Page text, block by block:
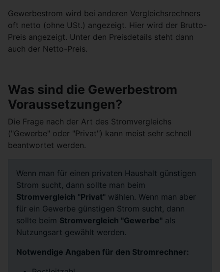
Gewerbestrom wird bei anderen Vergleichsrechners
oft netto (ohne USt.) angezeigt. Hier wird der Brutto-
Preis angezeigt. Unter den Preisdetails steht dann
auch der Netto-Preis.
Was sind die Gewerbestrom
Voraussetzungen?
Die Frage nach der Art des Stromvergleichs
("Gewerbe" oder "Privat") kann meist sehr schnell
beantwortet werden.
Wenn man für einen privaten Haushalt günstigen
Strom sucht, dann sollte man beim
Stromvergleich "Privat" wählen. Wenn man aber
für ein Gewerbe günstigen Strom sucht, dann
sollte beim Stromvergleich "Gewerbe" als
Nutzungsart gewählt werden.
Notwendige Angaben für den Stromrechner: